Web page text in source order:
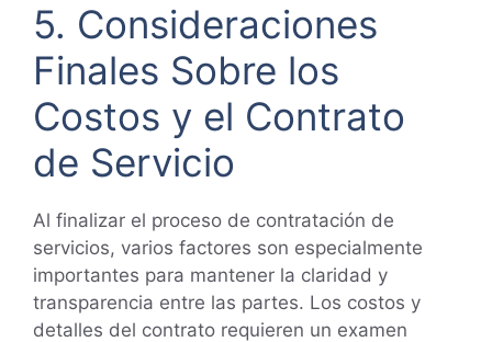
5. Consideraciones
Finales Sobre los
Costos y el Contrato
de Servicio
Al finalizar el proceso de contratación de
servicios, varios factores son especialmente
importantes para mantener la claridad y
transparencia entre las partes. Los costos y
detalles del contrato requieren un examen